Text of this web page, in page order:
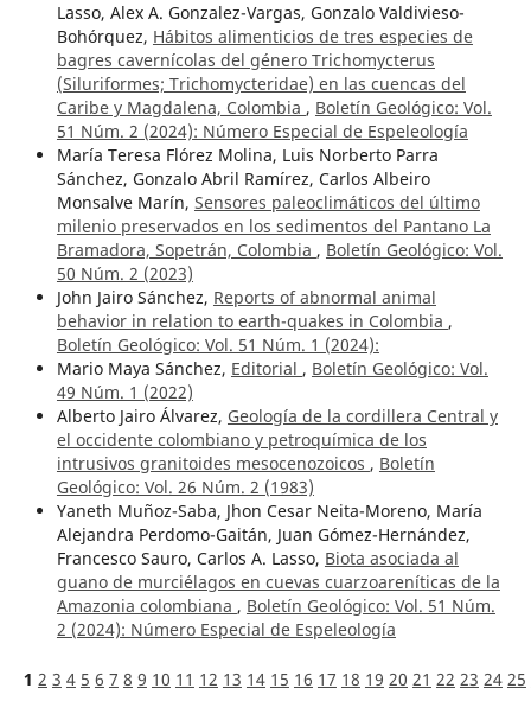
Lasso, Alex A. Gonzalez-Vargas, Gonzalo Valdivieso-
Bohórquez, Hábitos alimenticios de tres especies de
bagres cavernícolas del género Trichomycterus
(Siluriformes; Trichomycteridae) en las cuencas del
Caribe y Magdalena, Colombia , Boletín Geológico: Vol.
51 Núm. 2 (2024): Número Especial de Espeleología
María Teresa Flórez Molina, Luis Norberto Parra
Sánchez, Gonzalo Abril Ramírez, Carlos Albeiro
Monsalve Marín, Sensores paleoclimáticos del último
milenio preservados en los sedimentos del Pantano La
Bramadora, Sopetrán, Colombia , Boletín Geológico: Vol.
50 Núm. 2 (2023)
John Jairo Sánchez, Reports of abnormal animal
behavior in relation to earth-quakes in Colombia ,
Boletín Geológico: Vol. 51 Núm. 1 (2024):
Mario Maya Sánchez, Editorial , Boletín Geológico: Vol.
49 Núm. 1 (2022)
Alberto Jairo Álvarez, Geología de la cordillera Central y
el occidente colombiano y petroquímica de los
intrusivos granitoides mesocenozoicos , Boletín
Geológico: Vol. 26 Núm. 2 (1983)
Yaneth Muñoz-Saba, Jhon Cesar Neita-Moreno, María
Alejandra Perdomo-Gaitán, Juan Gómez-Hernández,
Francesco Sauro, Carlos A. Lasso, Biota asociada al
guano de murciélagos en cuevas cuarzoareníticas de la
Amazonia colombiana , Boletín Geológico: Vol. 51 Núm.
2 (2024): Número Especial de Espeleología
1 2 3 4 5 6 7 8 9 10 11 12 13 14 15 16 17 18 19 20 21 22 23 24 25